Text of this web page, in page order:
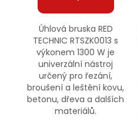
Úhlová bruska RED
TECHNIC RTSZK0013 s
výkonem 1300 W je
univerzální nástroj
určený pro řezání,
broušení a leštění kovu,
betonu, dřeva a dalších
materiálů.